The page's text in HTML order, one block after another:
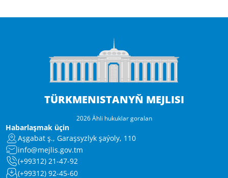
TÜRKMENISTANYŇ MEJLISI
2026 Ähli hukuklar goralan
Habarlaşmak üçin
Aşgabat ş., Garaşsyzlyk şaýoly, 110
info@mejlis.gov.tm
(+99312) 21-47-92
(+99312) 92-45-60